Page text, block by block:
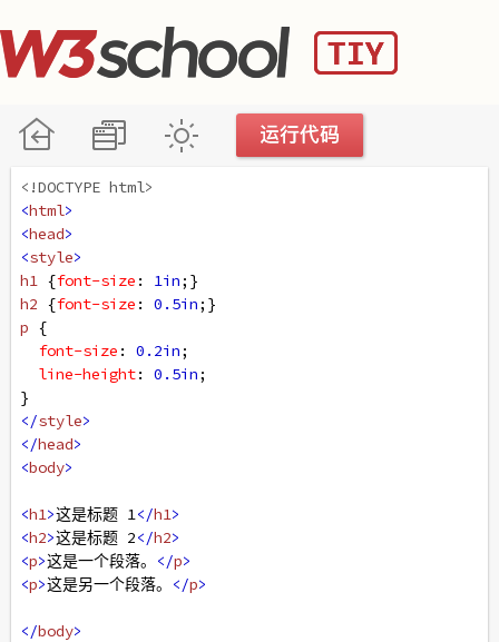
<!DOCTYPE html>
<html>
<head>
<style>
h1 {font-size : 1in;}
h2 {font-size : 0.5in;}
p {
font-size : 0.2in;
line-height: 0.5in;
}
</style>
</head>
<body>
<h1>这是标题 1</h1>
<h2>这是标题 2</h2>
<p>这是一个段落。 </p>
<p>这是另一个段落。 </p>
</body>